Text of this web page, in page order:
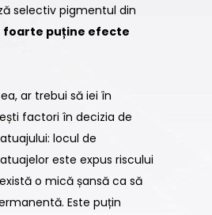
selectiv pigmentul din
foarte puține efecte
ar trebui să iei în
factori în decizia de
locul de
este expus riscului
o mică șansă ca să
Este puțin